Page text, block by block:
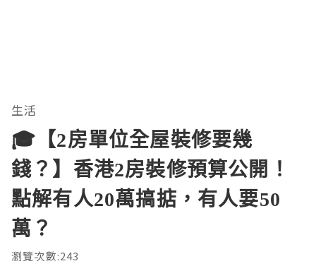
生活
🎓【2房單位全屋裝修要幾
錢？】香港2房裝修預算公開！
點解有人20萬搞掂，有人要50
萬？
瀏覽次數:243